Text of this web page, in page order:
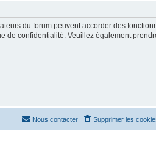
du forum peuvent accorder des
de confidentialité. Veuillez également
Supprimer les
Nous contacter